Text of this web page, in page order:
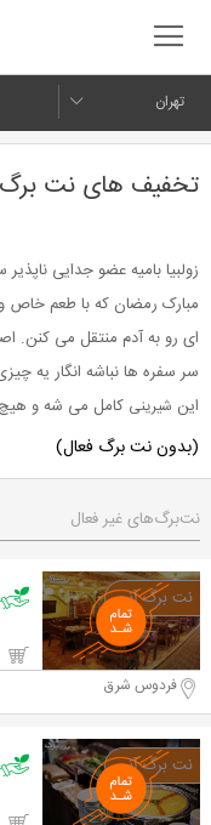
تهران
تخفیف های نت برگ
زولبیا بامیه عضو جدایی
مبارک رمضان که با طعم خاص
ای رو به آدم منتقل می کنن.
سر سفره ها نباشه انگار یه
این شیرینی کامل می شه و هیچ
(بدون نت برگ فعال)
نت‌برگ‌های غیر فعال
فردوس شرق